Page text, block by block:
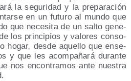
la segu­ri­dad y la pre­pa­ra­ción
en un futu­ro al mun­do que
que nece­si­ta de un sal­to gene­
los prin­ci­pios y valo­res con­so­
hogar, des­de aque­llo que ense­
y que les acom­pa­ña­rá duran­te
nos encon­tra­mos ante nues­tra